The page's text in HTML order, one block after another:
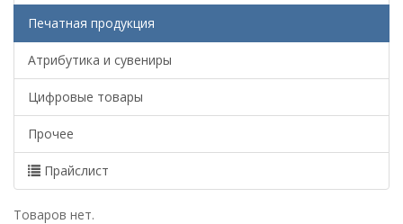
Печатная продукция
Атрибутика и сувениры
Цифровые товары
Прочее
Прайслист
Товаров нет.